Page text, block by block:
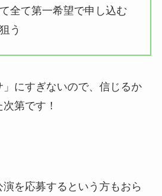
全て第一希望で申し込む
う
にすぎないので、信じるか
第です！
を応募するという方もおら